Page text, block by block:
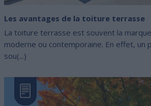
Les avantages de la toiture terrasse
La toiture terrasse est souvent la marque
moderne ou contemporaine. En effet, un
sou(...)